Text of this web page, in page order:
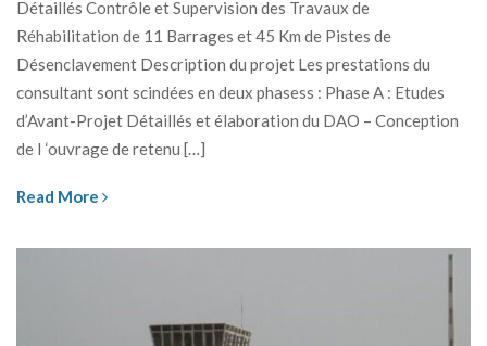
Détaillés Contrôle et Supervision des Travaux de
Réhabilitation de 11 Barrages et 45 Km de Pistes de
Désenclavement Description du projet Les prestations du
consultant sont scindées en deux phasess : Phase A : Etudes
d’Avant-Projet Détaillés et élaboration du DAO – Conception
de I ‘ouvrage de retenu […]
Read More